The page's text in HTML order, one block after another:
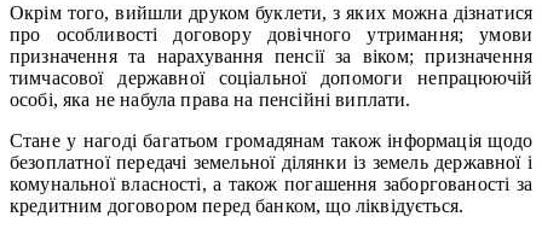
Окрім того, вийшли друком буклети, з яких можна дізнатися
про особливості договору довічного утримання; умови
призначення та нарахування пенсії за віком; призначення
тимчасової державної соціальної допомоги непрацюючій
особі, яка не набула права на пенсійні виплати.
Стане у нагоді багатьом громадянам також інформація щодо
безоплатної передачі земельної ділянки із земель державної і
комунальної власності, а також погашення заборгованості за
кредитним договором перед банком, що ліквідується.